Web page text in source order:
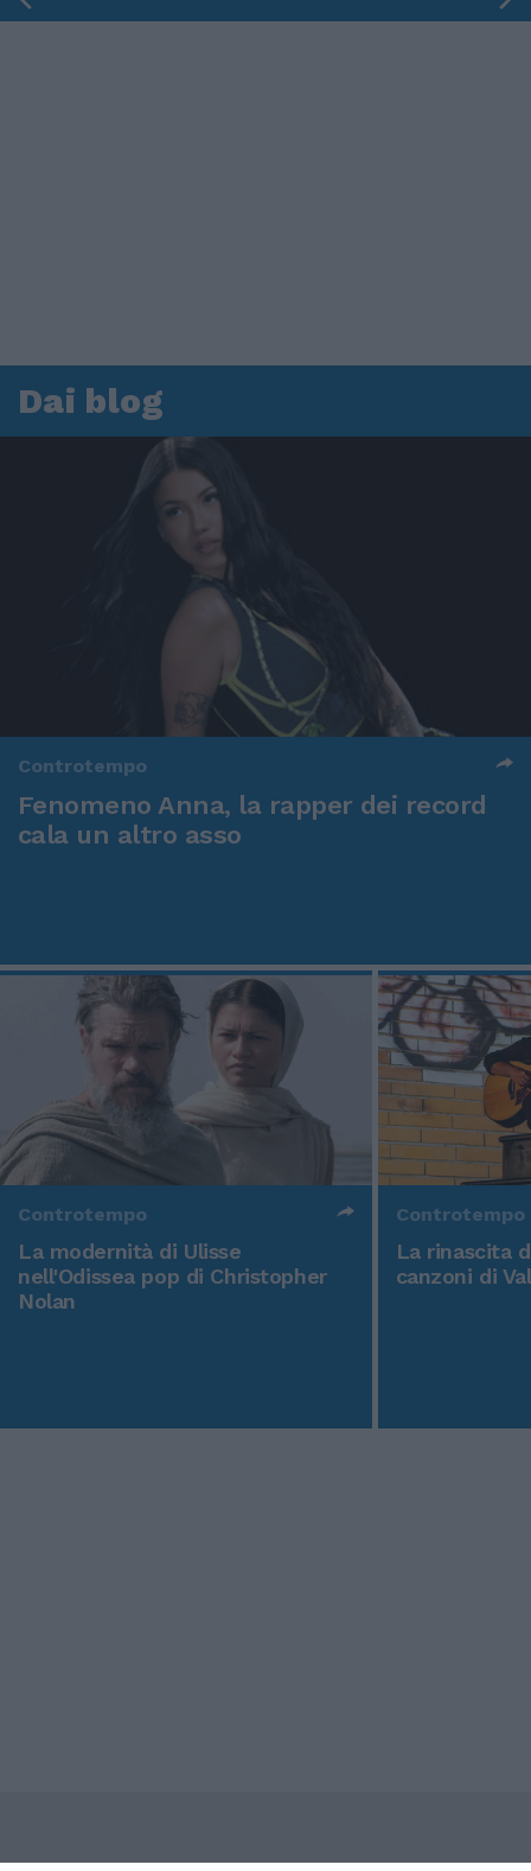
Dai blog
Controtempo
Fenomeno Anna, la rapper dei record
cala un altro asso
Controtempo
La modernità di Ulisse
nell'Odissea pop di Christopher
Nolan
Controtempo
La rinascita
canzoni di